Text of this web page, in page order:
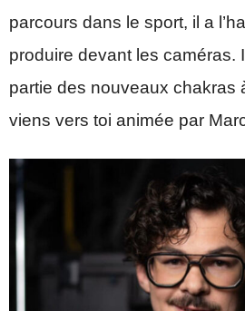
parcours dans le sport, il a
produire devant les caméras.
partie des nouveaux chakras
viens vers toi animée par